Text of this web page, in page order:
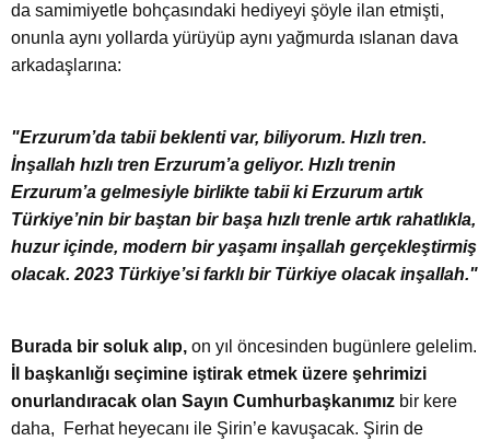
da samimiyetle bohçasındaki hediyeyi şöyle ilan etmişti,
onunla aynı yollarda yürüyüp aynı yağmurda ıslanan dava
arkadaşlarına:
"Erzurum’da tabii beklenti var, biliyorum. Hızlı tren.
İnşallah hızlı tren Erzurum’a geliyor. Hızlı trenin
Erzurum’a gelmesiyle birlikte tabii ki Erzurum artık
Türkiye’nin bir baştan bir başa hızlı trenle artık rahatlıkla,
huzur içinde, modern bir yaşamı inşallah gerçekleştirmiş
olacak. 2023 Türkiye’si farklı bir Türkiye olacak inşallah."
Burada bir soluk alıp, on yıl öncesinden bugünlere gelelim.
İl başkanlığı seçimine iştirak etmek üzere şehrimizi
onurlandıracak olan Sayın Cumhurbaşkanımız bir kere
daha, Ferhat heyecanı ile Şirin’e kavuşacak. Şirin de